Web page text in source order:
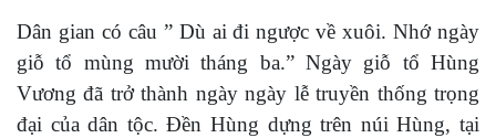
Dân gian có câu ” Dù ai đi ngược về xuôi. Nhớ ngày
giỗ tổ mùng mười tháng ba.” Ngày giỗ tổ Hùng
Vương đã trở thành ngày ngày lễ truyền thống trọng
đại của dân tộc. Đền Hùng dựng trên núi Hùng, tại